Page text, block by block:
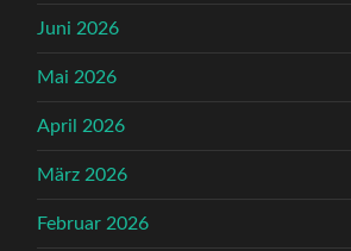
Juni 2026
Mai 2026
April 2026
März 2026
Februar 2026